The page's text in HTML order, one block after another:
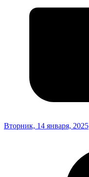
Вторник, 14 января, 2025